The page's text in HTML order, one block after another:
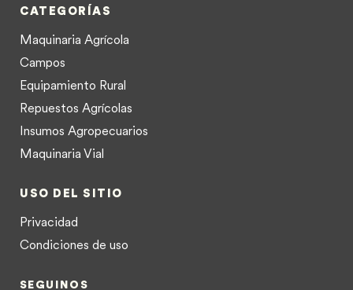
CATEGORÍAS
Maquinaria Agrícola
Campos
Equipamiento Rural
Repuestos Agrícolas
Insumos Agropecuarios
Maquinaria Vial
USO DEL SITIO
Privacidad
Condiciones de uso
SEGUINOS